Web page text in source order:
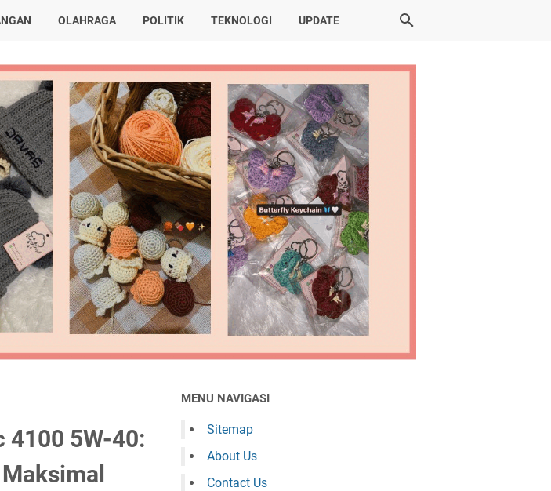
OLAHRAGA POLITIK TEKNOLOGI UPDATE
4100 5W-40:
MENU NAVIGASI
Sitemap
About Us
Contact Us